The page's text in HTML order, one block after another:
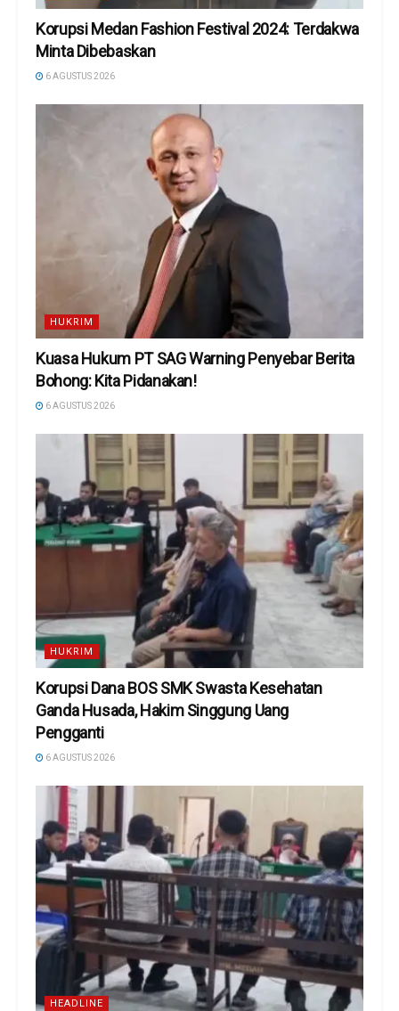
Korupsi Medan Fashion Festival 2024: Terdakwa
Minta Dibebaskan
6 AGUSTUS 2026
HUKRIM
Kuasa Hukum PT SAG Warning Penyebar Berita
Bohong: Kita Pidanakan!
6 AGUSTUS 2026
HUKRIM
Korupsi Dana BOS SMK Swasta Kesehatan
Ganda Husada, Hakim Singgung Uang
Pengganti
6 AGUSTUS 2026
HEADLINE